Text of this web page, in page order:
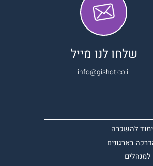
שלחו לנו מייל
info@gishot.co.il
להשכרה
בארגונים